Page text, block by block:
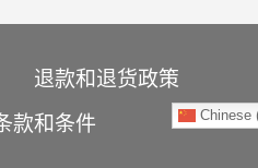
退款和退货政策
款和条件 Chinese